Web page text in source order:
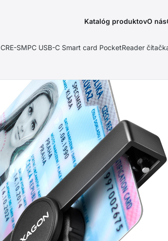
Katalóg produktovO nás
CRE-SMPC USB-C Smart card PocketReader